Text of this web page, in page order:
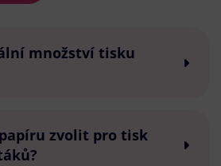
množství tisku
zvolit pro tisk